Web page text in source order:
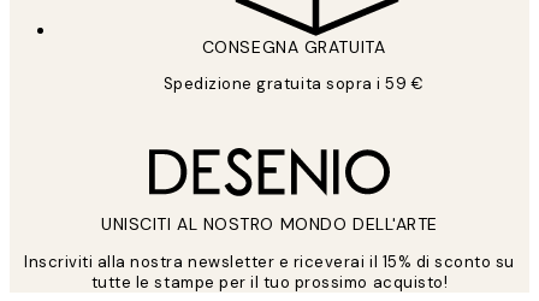
CONSEGNA GRATUITA
Spedizione gratuita sopra i 59 €
UNISCITI AL NOSTRO MONDO DELL'ARTE
Inscriviti alla nostra newsletter e riceverai il 15% di sconto su
tutte le stampe per il tuo prossimo acquisto!